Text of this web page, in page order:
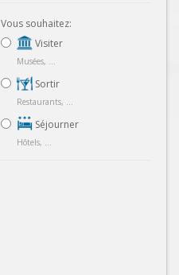
Vous souhaitez:
Visiter
Musées, ...
Sortir
Restaurants, ...
Séjourner
Hôtels, ...